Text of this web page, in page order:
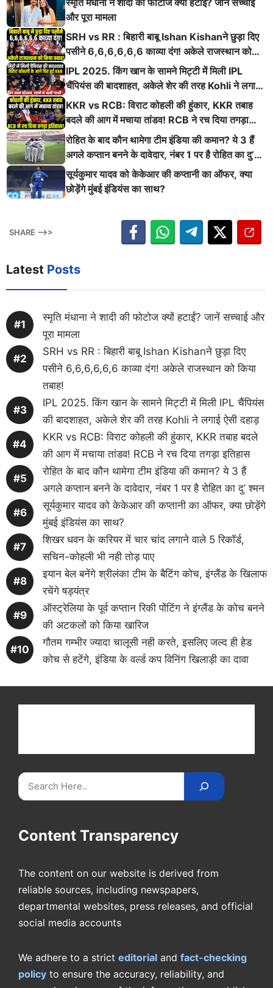
और पूरा मामला
SRH vs RR : बिहारी बाबू Ishan Kishanने छुड़ा दिए
पसीने 6,6,6,6,6,6 काव्या दंग! अकेले राजस्थान को
किया तबाह!
IPL 2025. किंग खान के सामने मिट्टी में मिली IPL
चैंपियंस की बादशाहत, अकेले शेर की तरह Kohli ने लगाई
ऐसी दहाड़
KKR vs RCB: विराट कोहली की हुंकार, KKR तबाह
बदले की आग में मचाया तांडव! RCB ने रच दिया तगड़ा
इतिहास
रोहित के बाद कौन थामेगा टीम इंडिया की कमान? ये 3 हैं
अगले कप्तान बनने के दावेदार, नंबर 1 पर है रोहित का दु’
श्मन
सूर्यकुमार यादव को केकेआर की कप्तानी का ऑफर, क्या
छोड़ेंगे मुंबई इंडियंस का साथ?
SHARE -->>
Latest Posts
स्मृति मंधाना ने शादी की फोटोज क्यों हटाईं? जानें सच्चाई और
पूरा मामला
SRH vs RR : बिहारी बाबू Ishan Kishanने छुड़ा दिए
पसीने 6,6,6,6,6,6 काव्या दंग! अकेले राजस्थान को किया
तबाह!
IPL 2025. किंग खान के सामने मिट्टी में मिली IPL चैंपियंस
की बादशाहत, अकेले शेर की तरह Kohli ने लगाई ऐसी दहाड़
KKR vs RCB: विराट कोहली की हुंकार, KKR तबाह बदले
की आग में मचाया तांडव! RCB ने रच दिया तगड़ा इतिहास
रोहित के बाद कौन थामेगा टीम इंडिया की कमान? ये 3 हैं
अगले कप्तान बनने के दावेदार, नंबर 1 पर है रोहित का दु’ श्मन
सूर्यकुमार यादव को केकेआर की कप्तानी का ऑफर, क्या छोड़ेंगे
मुंबई इंडियंस का साथ?
शिखर धवन के करियर में चार चांद लगाने वाले 5 रिकॉर्ड,
सचिन-कोहली भी नही तोड़ पाए
इयान बेल बनेंगे श्रीलंका टीम के बैटिंग कोच, इंग्लैंड के खिलाफ
रचेंगे षड्यंत्र
ऑस्ट्रेलिया के पूर्व कप्तान रिकी पोंटिंग ने इंग्लैंड के कोच बनने
की अटकलों को किया खारिज
गौतम गम्भीर ज्यादा चालूसी नही करते, इसलिए जल्द ही हेड
कोच से हटेंगे, इंडिया के वर्ल्ड कप विनिंग खिलाड़ी का दावा
Search
Content Transparency
The content on our website is derived from
reliable sources, including newspapers,
departmental websites, press releases, and official
social media accounts
We adhere to a strict editorial and fact-checking
policy to ensure the accuracy, reliability, and